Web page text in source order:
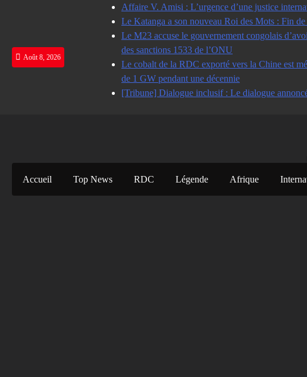
Août 8, 2026
Affaire V. Amisi : L’urgence d’une justice
Le Katanga a son nouveau Roi des Mots : Fin
Le M23 accuse le gouvernement congolais
des sanctions 1533 de l’ONU
Le cobalt de la RDC exporté vers la Chine est
de 1 GW pendant une décennie
[Tribune] Dialogue inclusif : Le dialogue
Accueil Top News RDC Légende Afrique